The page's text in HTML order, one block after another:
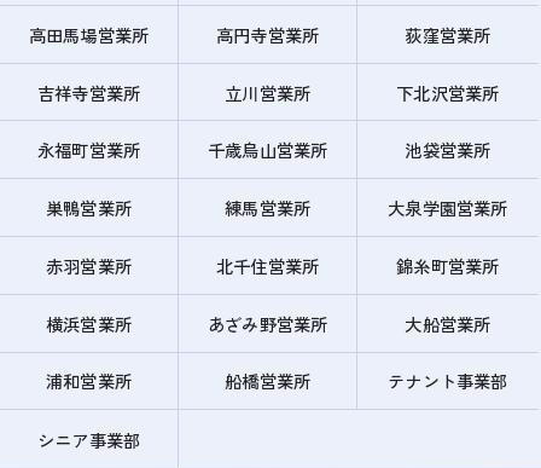
高田馬場営業所 高円寺営業所 荻窪営業所
吉祥寺営業所 立川営業所 下北沢営業所
永福町営業所 千歳烏山営業所 池袋営業所
巣鴨営業所 練馬営業所 大泉学園営業所
赤羽営業所 北千住営業所 錦糸町営業所
横浜営業所 あざみ野営業所 大船営業所
浦和営業所 船橋営業所 テナント事業部
シニア事業部